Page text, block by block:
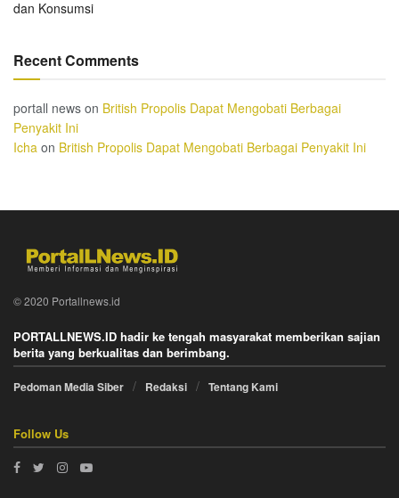
dan Konsumsi
Recent Comments
portall news on British Propolis Dapat Mengobati Berbagai
Penyakit Ini
Icha on British Propolis Dapat Mengobati Berbagai Penyakit Ini
© 2020 Portallnews.id
PORTALLNEWS.ID hadir ke tengah masyarakat memberikan sajian
berita yang berkualitas dan berimbang.
Pedoman Media Siber Redaksi Tentang Kami
Follow Us